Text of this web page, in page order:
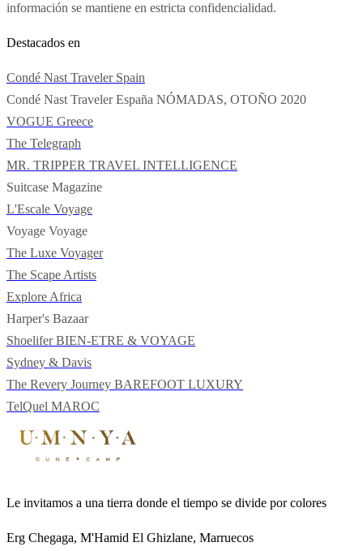
información se mantiene en estricta confidencialidad.
Destacados en
Condé Nast Traveler Spain
Condé Nast Traveler España NÓMADAS, OTOÑO 2020
VOGUE Greece
The Telegraph
MR. TRIPPER TRAVEL INTELLIGENCE
Suitcase Magazine
L'Escale Voyage
Voyage Voyage
The Luxe Voyager
The Scape Artists
Explore Africa
Harper's Bazaar
ShoeliferBIEN-ETRE & VOYAGE
Sydney & Davis
The Revery Journey BAREFOOT LUXURY
TelQuel MAROC
Le invitamos a una tierra donde el tiempo se divide por colores
Erg Chegaga, M'Hamid El Ghizlane, Marruecos